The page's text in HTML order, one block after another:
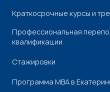
Краткосрочные курсы и
Профессиональная
квалификации
Стажировки
Программа МВА в